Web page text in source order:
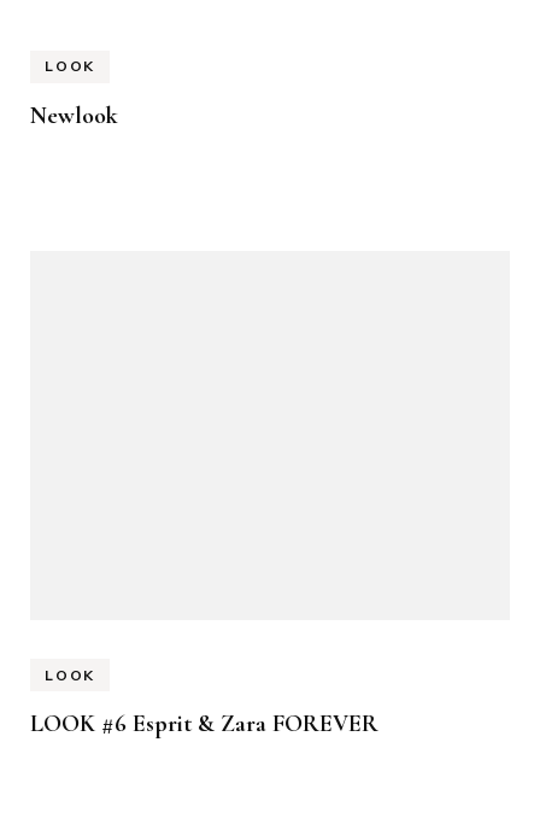
LOOK
Newlook
LOOK
LOOK #6 Esprit & Zara FOREVER